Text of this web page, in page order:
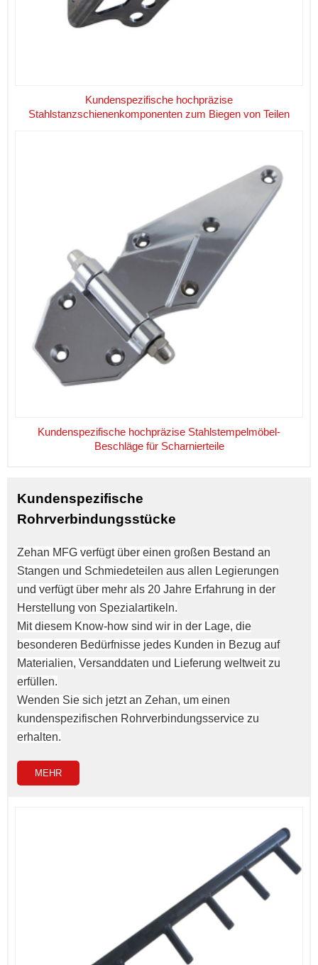
Kundenspezifische hochpräzise
Stahlstanzschienenkomponenten zum Biegen von Teilen
Kundenspezifische hochpräzise Stahlstempelmöbel-
Beschläge für Scharnierteile
Kundenspezifische
Rohrverbindungsstücke
Zehan MFG verfügt über einen großen Bestand an
Stangen und Schmiedeteilen aus allen Legierungen
und verfügt über mehr als 20 Jahre Erfahrung in der
Herstellung von Spezialartikeln.
Mit diesem Know-how sind wir in der Lage, die
besonderen Bedürfnisse jedes Kunden in Bezug auf
Materialien, Versanddaten und Lieferung weltweit zu
erfüllen.
Wenden Sie sich jetzt an Zehan, um einen
kundenspezifischen Rohrverbindungsservice zu
erhalten.
MEHR